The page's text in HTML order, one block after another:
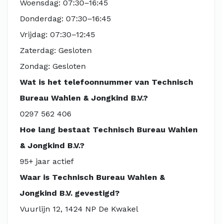
Woensdag: 07:30–16:45
Donderdag: 07:30–16:45
Vrijdag: 07:30–12:45
Zaterdag: Gesloten
Zondag: Gesloten
Wat is het telefoonnummer van Technisch
Bureau Wahlen & Jongkind B.V.?
0297 562 406
Hoe lang bestaat Technisch Bureau Wahlen
& Jongkind B.V.?
95+ jaar actief
Waar is Technisch Bureau Wahlen &
Jongkind B.V. gevestigd?
Vuurlijn 12, 1424 NP De Kwakel